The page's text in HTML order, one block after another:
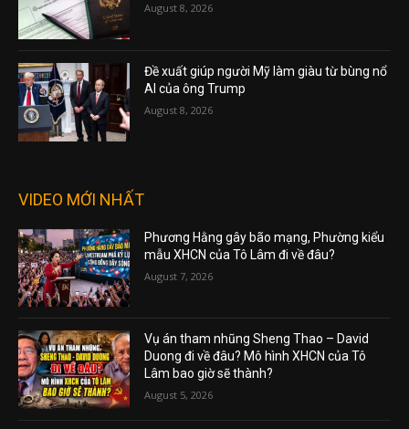
August 8, 2026
Đề xuất giúp người Mỹ làm giàu từ bùng nổ
AI của ông Trump
August 8, 2026
VIDEO MỚI NHẤT
Phương Hằng gây bão mạng, Phường kiểu
mẫu XHCN của Tô Lâm đi về đâu?
August 7, 2026
Vụ án tham nhũng Sheng Thao – David
Duong đi về đâu? Mô hình XHCN của Tô
Lâm bao giờ sẽ thành?
August 5, 2026